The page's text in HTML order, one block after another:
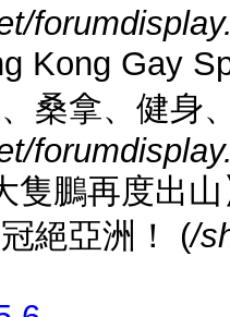
Kong Gay
桑拿、健身
隻鵬再度出
絕亞洲！ (/